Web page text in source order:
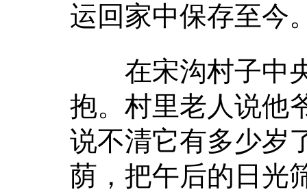
运回家中保存至今
在宋沟村子中央
抱。村里老人说他
说不清它有多少岁
荫，把午后的日光